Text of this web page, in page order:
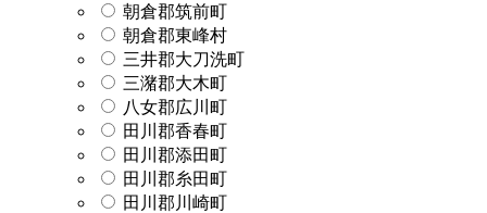
朝倉郡筑前町
朝倉郡東峰村
三井郡大刀洗町
三潴郡大木町
八女郡広川町
田川郡香春町
田川郡添田町
田川郡糸田町
田川郡川崎町